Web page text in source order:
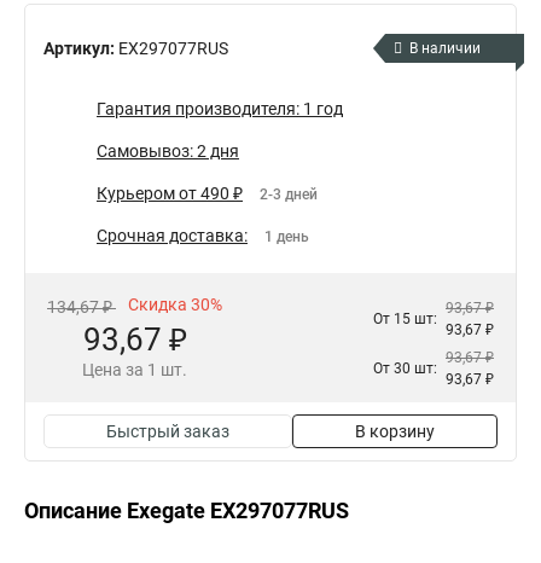
Артикул: EX297077RUS В наличии
Гарантия производителя: 1 год
Самовывоз: 2 дня
Курьером от 490 ₽ 2-3 дней
Срочная доставка: 1 день
134,67 ₽ Скидка 30%
93,67 ₽
Цена за 1 шт.
От 15 шт:
93,67 ₽
93,67 ₽
От 30 шт:
93,67 ₽
93,67 ₽
Быстрый заказ В корзину
Описание Exegate EX297077RUS